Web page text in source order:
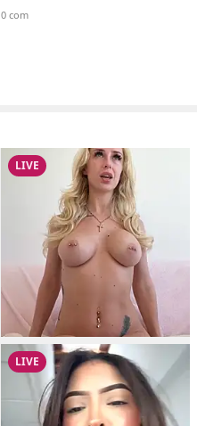
0 com